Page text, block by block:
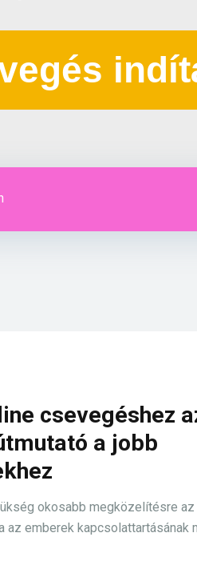
csevegéshez
a jobb
okosabb megközelítésre
emberek kapcsolattartásának